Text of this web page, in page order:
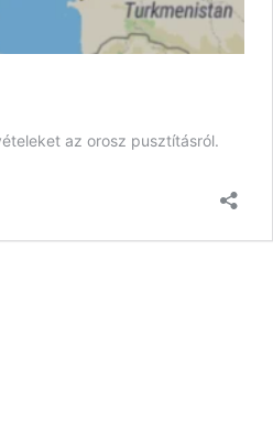
az orosz pusztításról.